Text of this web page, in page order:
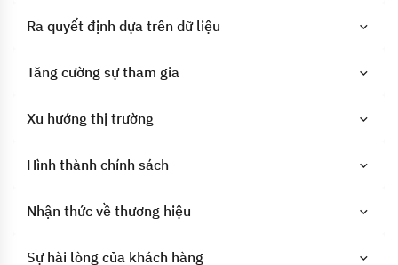
Ra quyết định dựa trên dữ liệu
Tăng cường sự tham gia
Xu hướng thị trường
Hình thành chính sách
Nhận thức về thương hiệu
Sự hài lòng của khách hàng